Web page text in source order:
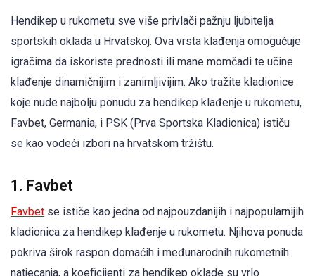
Hendikep u rukometu sve više privlači pažnju ljubitelja
sportskih oklada u Hrvatskoj. Ova vrsta klađenja omogućuje
igračima da iskoriste prednosti ili mane momčadi te učine
klađenje dinamičnijim i zanimljivijim. Ako tražite kladionice
koje nude najbolju ponudu za hendikep klađenje u rukometu,
Favbet, Germania, i PSK (Prva Sportska Kladionica) ističu
se kao vodeći izbori na hrvatskom tržištu.
1. Favbet
Favbet se ističe kao jedna od najpouzdanijih i najpopularnijih
kladionica za hendikep klađenje u rukometu. Njihova ponuda
pokriva širok raspon domaćih i međunarodnih rukometnih
natjecanja, a koeficijenti za hendikep oklade su vrlo